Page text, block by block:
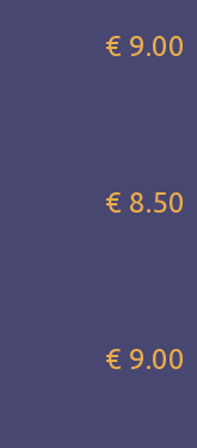
€ 9.00
€ 8.50
€ 9.00